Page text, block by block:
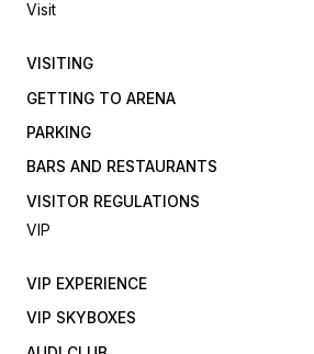
Visit
VISITING
GETTING TO ARENA
PARKING
BARS AND RESTAURANTS
VISITOR REGULATIONS
VIP
VIP EXPERIENCE
VIP SKYBOXES